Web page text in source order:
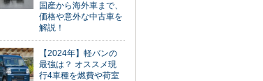
国産から海外車まで、
価格や意外な中古車を
解説！
【2024年】軽バンの
最強は？ オススメ現
行4車種を燃費や荷室